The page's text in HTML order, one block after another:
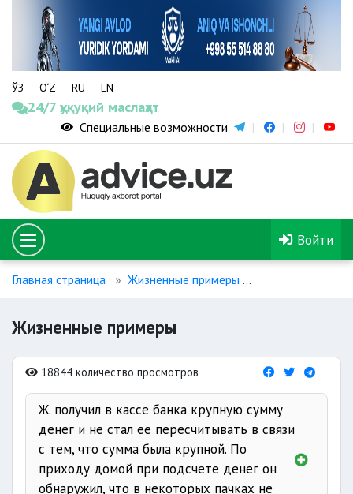
ЎЗ O‘Z RU EN
24/7 ҳуқуқий маслаҳат
Специальные возможности
Войти
Главная страница Жизненные примеры
Жизненные примеры
18844 количество просмотров
Ж. получил в кассе банка крупную сумму
денег и не стал ее пересчитывать в связи
с тем, что сумма была крупной. По
приходу домой при подсчете денег он
обнаружил, что в некоторых пачках не